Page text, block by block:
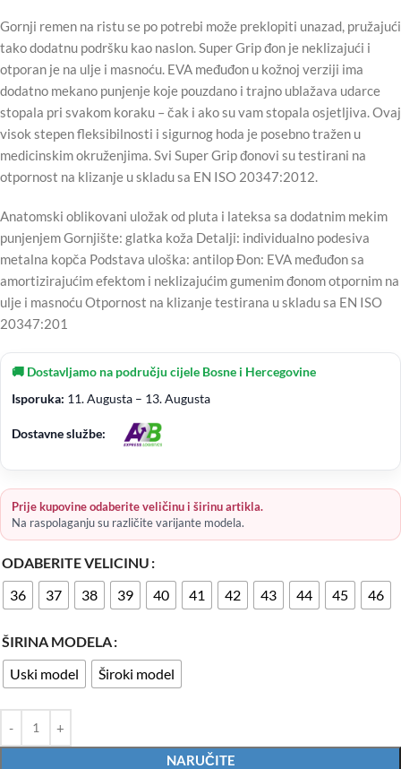
Gornji remen na ristu se po potrebi može preklopiti unazad, pružajući
tako dodatnu podršku kao naslon. Super Grip đon je neklizajući i
otporan je na ulje i masnoću. EVA međuđon u kožnoj verziji ima
dodatno mekano punjenje koje pouzdano i trajno ublažava udarce
stopala pri svakom koraku – čak i ako su vam stopala osjetljiva. Ovaj
visok stepen fleksibilnosti i sigurnog hoda je posebno tražen u
medicinskim okruženjima. Svi Super Grip đonovi su testirani na
otpornost na klizanje u skladu sa EN ISO 20347:2012.
Anatomski oblikovani uložak od pluta i lateksa sa dodatnim mekim
punjenjem Gornjište: glatka koža Detalji: individualno podesiva
metalna kopča Podstava uloška: antilop Đon: EVA međuđon sa
amortizirajućim efektom i neklizajućim gumenim đonom otpornim na
ulje i masnoću Otpornost na klizanje testirana u skladu sa EN ISO
20347:201
🚚 Dostavljamo na području cijele Bosne i Hercegovine
Isporuka: 11. Augusta – 13. Augusta
Dostavne službe:
Prije kupovine odaberite veličinu i širinu artikla.
Na raspolaganju su različite varijante modela.
ODABERITE VELICINU
36
37 38 39 40 41 42 43 44 45 46
ŠIRINA MODELA
Uski model
Široki model
NARUČITE